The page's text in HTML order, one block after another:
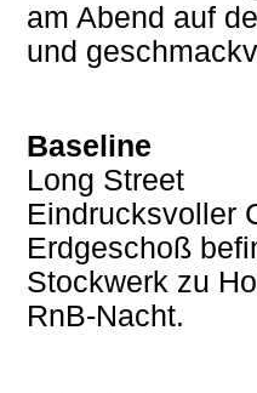
am Abend auf
und
Baseline
Long Street
Eindrucksvoller
Erdgeschoß
Stockwerk zu
RnB-Nacht.